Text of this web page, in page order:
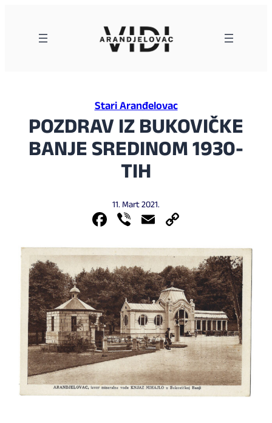
Stari Aranđelovac
POZDRAV IZ BUKOVIČKE
BANJE SREDINOM 1930-
TIH
11. Mart 2021.
Facebook
ViberEmail